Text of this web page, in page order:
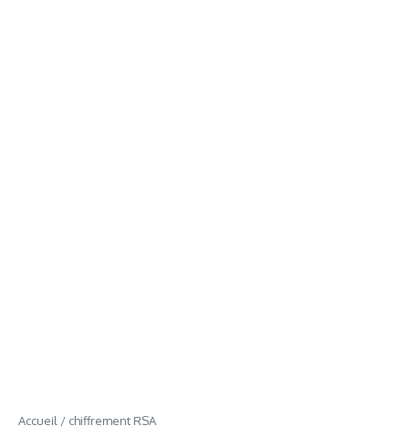
Accueil / chiffrement RSA